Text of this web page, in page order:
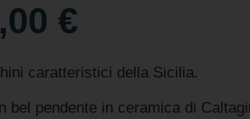
€
caratteristici della Sicilia.
bel pendente in ceramica di